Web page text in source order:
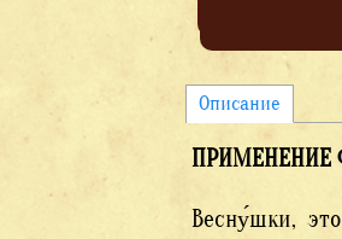
Описание
ПРИМЕНЕНИЕ
Весну́шки,